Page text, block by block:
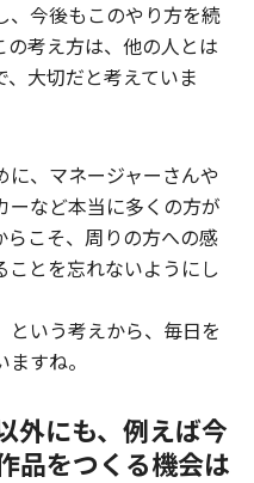
、今後もこのやり方を続
の考え方は、他の人とは
大切だと考えていま
に、マネージャーさんや
ーなど本当に多くの方が
らこそ、周りの方への感
とを忘れないようにし
という考えから、毎日を
すね。
外にも、例えば今
品をつくる機会は